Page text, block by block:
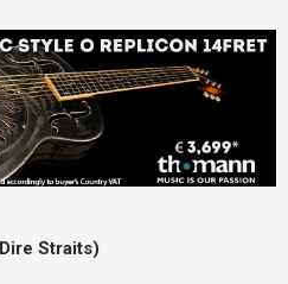
Straits)